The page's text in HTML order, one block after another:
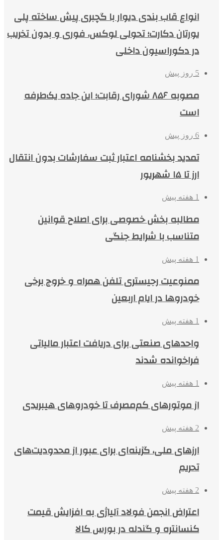
انواع قاب بندی دیوار با گچبری پیش ساخته پلی
یورتان دکارت؛ تحولی لوکس، فوری و بدون تخریب
در دکوراسیون داخلی
5 روز پیش
مصوبه ۸۵۶ شورای رقابت؛ این جاده یک‌طرفه
است
6 روز پیش
تمدید بخشنامه اعتبار ثبت سفارشات بدون انتقال
ارز تا ۱۵ شهریور
1 هفته پیش
مطالبه بخش خصوصی برای اصلاح قوانین
متناسب با شرایط جنگی
1 هفته پیش
ممنوعیت رجیستری تلفن همراه و خروج برخی
خودروها در ایام اربعین
1 هفته پیش
واحدهای صنعتی برای دریافت اعتبار مالیاتی
فراخوانده شدند
1 هفته پیش
از موتورهای کم‌مصرف تا خودروهای هیبریدی
2 هفته پیش
ارزهای ملی، گزینه‌ای برای عبور از محدودیت‌های
تحریم
2 هفته پیش
اعتراض انجمن فولاد آلیاژی به افزایش قیمت
کنسانتره و گندله در بورس کالا